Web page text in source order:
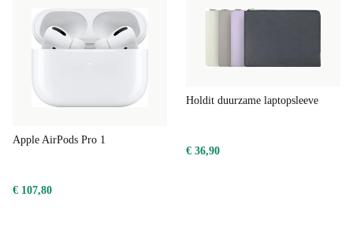
Apple AirPods Pro 1
€ 107,80
Holdit duurzame laptopsleeve
€ 36,90